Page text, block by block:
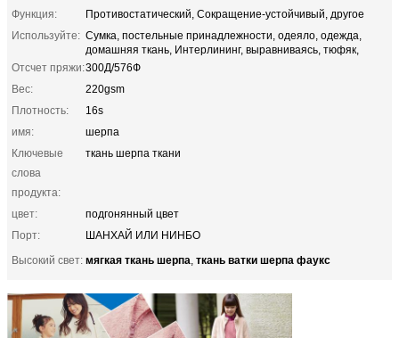
Функция:
Противостатический, Сокращение-устойчивый, другое
Используйте: Сумка, постельные принадлежности, одеяло, одежда,
домашняя ткань, Интерлининг, выравниваясь, тюфяк,
Отсчет пряжи:300Д/576Ф
Вес:
220gsm
Плотность:
16s
имя:
шерпа
Ключевые
слова
продукта:
ткань шерпа ткани
цвет:
подгонянный цвет
Порт:
ШАНХАЙ ИЛИ НИНБО
Высокий свет: мягкая ткань шерпа, ткань ватки шерпа фаукс